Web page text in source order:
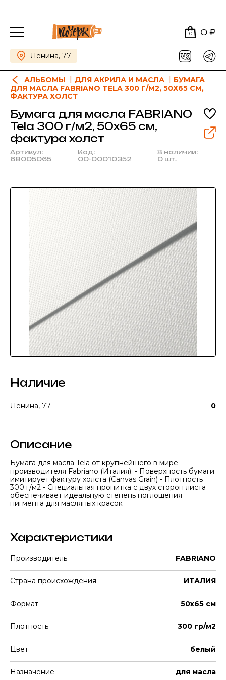
0 0 ₽
Ленина, 77
АЛЬБОМЫ ДЛЯ АКРИЛА И МАСЛА
БУМАГА
ДЛЯ МАСЛА FABRIANO TELA 300 Г/М2, 50Х65 СМ,
ФАКТУРА ХОЛСТ
Бумага для масла FABRIANO
Tela 300 г/м2, 50х65 см,
фактура холст
Артикул:
68005065
Код:
00-00010352
В наличии:
0 шт.
Наличие
Ленина, 77 0
Описание
Бумага для масла Tela от крупнейшего в мире
производителя Fabriano (Италия). - Поверхность бумаги
имитирует фактуру холста (Canvas Grain) - Плотность
300 г/м2 - Специальная пропитка с двух сторон листа
обеспечивает идеальную степень поглощения
пигмента для масляных красок
Характеристики
Производитель FABRIANO
Страна происхождения ИТАЛИЯ
Формат 50х65 см
Плотность 300 гр/м2
Цвет белый
Назначение для масла